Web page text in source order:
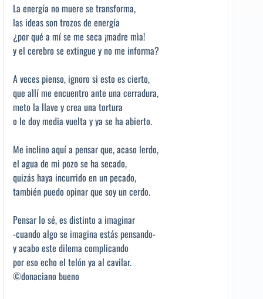
La energía no muere se transforma,
las ideas son trozos de energía
¿por qué a mí se me seca ¡madre mìa!
y el cerebro se extingue y no me informa?
A veces pienso, ignoro si esto es cierto,
que allí me encuentro ante una cerradura,
meto la llave y crea una tortura
o le doy media vuelta y ya se ha abierto.
Me inclino aquí a pensar que, acaso lerdo,
el agua de mi pozo se ha secado,
quizás haya incurrido en un pecado,
también puedo opinar que soy un cerdo.
Pensar lo sé, es distinto a imaginar
-cuando algo se imagina estás pensando-
y acabo este dilema complicando
por eso echo el telón ya al cavilar.
©donaciano bueno